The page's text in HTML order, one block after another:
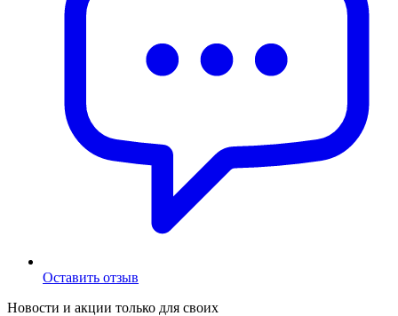
Оставить отзыв
Новости и акции только для своих